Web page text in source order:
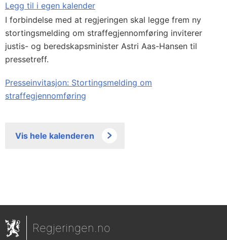
Legg til i egen kalender
I forbindelse med at regjeringen skal legge frem ny
stortingsmelding om straffegjennomføring inviterer
justis- og beredskapsminister Astri Aas-Hansen til
pressetreff.
Presseinvitasjon: Stortingsmelding om
straffegjennomføring
Vis hele kalenderen
Regjeringen.no